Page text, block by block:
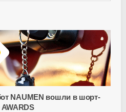
NAUMEN вошли в шорт-